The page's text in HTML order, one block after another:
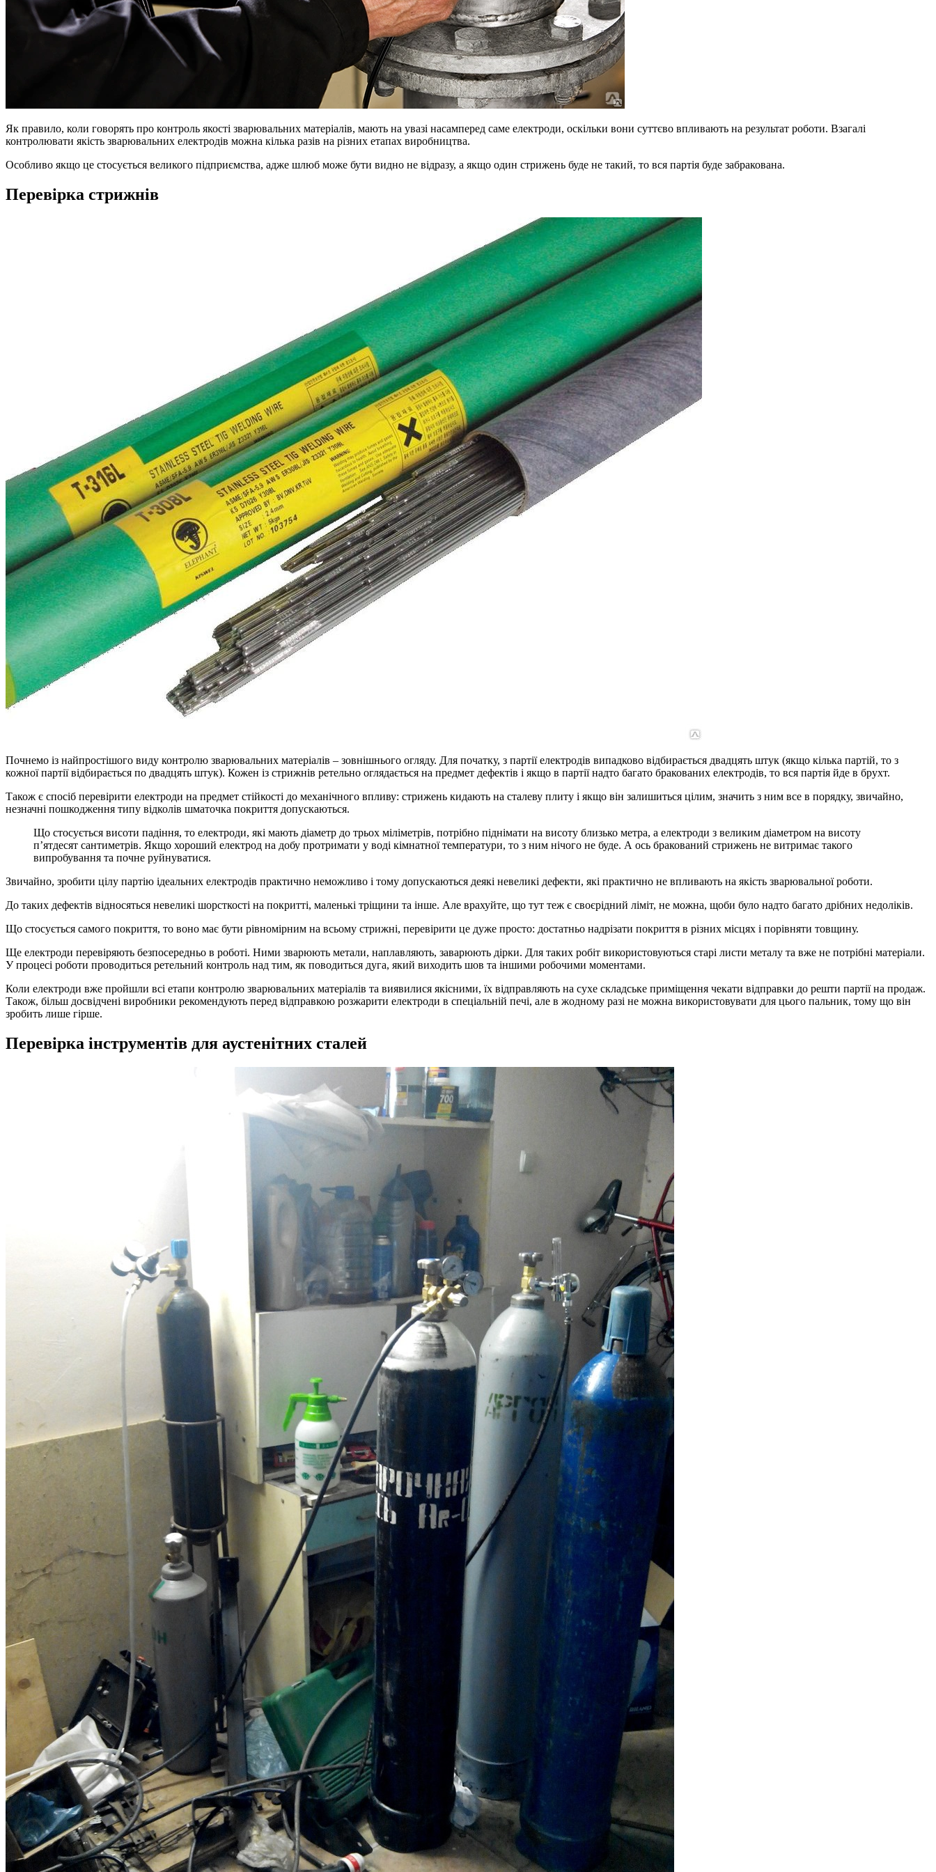
Як правило, коли говорять про контроль якості зварювальних матеріалів, мають на увазі насамперед саме електроди, оскільки вони суттєво впливають на результат роботи. Взагалі
контролювати якість зварювальних електродів можна кілька разів на різних етапах виробництва.
Особливо якщо це стосується великого підприємства, адже шлюб може бути видно не відразу, а якщо один стрижень буде не такий, то вся партія буде забракована.
Перевірка стрижнів
Почнемо із найпростішого виду контролю зварювальних матеріалів – зовнішнього огляду. Для початку, з партії електродів випадково відбирається двадцять штук (якщо кілька партій, то з
кожної партії відбирається по двадцять штук). Кожен із стрижнів ретельно оглядається на предмет дефектів і якщо в партії надто багато бракованих електродів, то вся партія йде в брухт.
Також є спосіб перевірити електроди на предмет стійкості до механічного впливу: стрижень кидають на сталеву плиту і якщо він залишиться цілим, значить з ним все в порядку, звичайно,
незначні пошкодження типу відколів шматочка покриття допускаються.
Що стосується висоти падіння, то електроди, які мають діаметр до трьох міліметрів, потрібно піднімати на висоту близько метра, а електроди з великим діаметром на висоту
п’ятдесят сантиметрів. Якщо хороший електрод на добу протримати у воді кімнатної температури, то з ним нічого не буде. А ось бракований стрижень не витримає такого
випробування та почне руйнуватися.
Звичайно, зробити цілу партію ідеальних електродів практично неможливо і тому допускаються деякі невеликі дефекти, які практично не впливають на якість зварювальної роботи.
До таких дефектів відносяться невеликі шорсткості на покритті, маленькі тріщини та інше. Але врахуйте, що тут теж є своєрідний ліміт, не можна, щоби було надто багато дрібних недоліків.
Що стосується самого покриття, то воно має бути рівномірним на всьому стрижні, перевірити це дуже просто: достатньо надрізати покриття в різних місцях і порівняти товщину.
Ще електроди перевіряють безпосередньо в роботі. Ними зварюють метали, наплавляють, заварюють дірки. Для таких робіт використовуються старі листи металу та вже не потрібні матеріали.
У процесі роботи проводиться ретельний контроль над тим, як поводиться дуга, який виходить шов та іншими робочими моментами.
Коли електроди вже пройшли всі етапи контролю зварювальних матеріалів та виявилися якісними, їх відправляють на сухе складське приміщення чекати відправки до решти партії на продаж.
Також, більш досвідчені виробники рекомендують перед відправкою розжарити електроди в спеціальній печі, але в жодному разі не можна використовувати для цього пальник, тому що він
зробить лише гірше.
Перевірка інструментів для аустенітних сталей